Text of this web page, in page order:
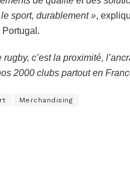
sport, durablement »,
c’est la proximité,
2000 clubs partout en
Merchandising